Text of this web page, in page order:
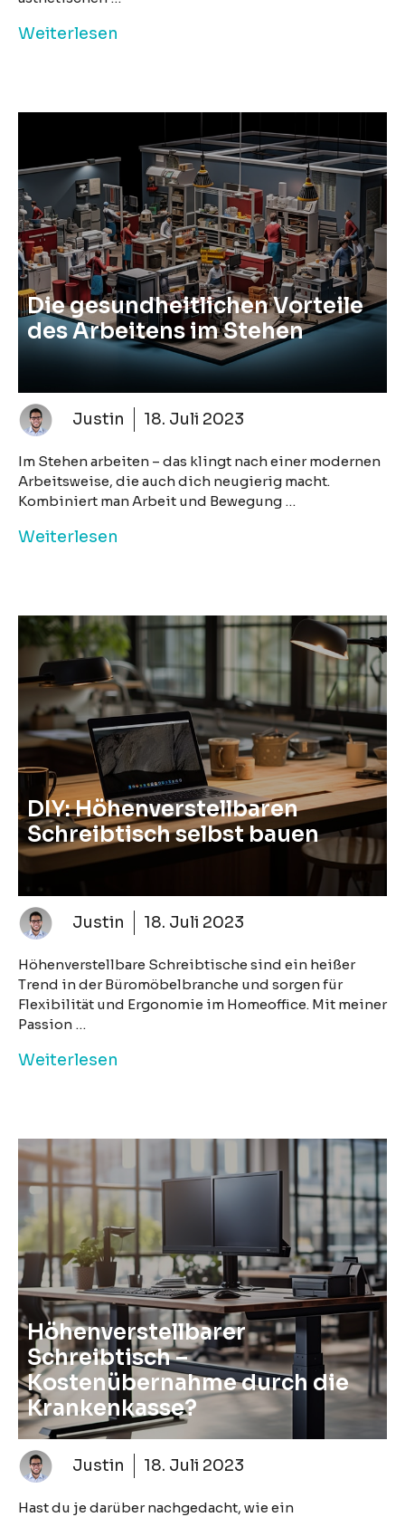
Weiterlesen
Die gesundheitlichen Vorteile
des Arbeitens im Stehen
Justin 18. Juli 2023
Im Stehen arbeiten – das klingt nach einer modernen
Arbeitsweise, die auch dich neugierig macht.
Kombiniert man Arbeit und Bewegung …
Weiterlesen
DIY: Höhenverstellbaren
Schreibtisch selbst bauen
Justin 18. Juli 2023
Höhenverstellbare Schreibtische sind ein heißer
Trend in der Büromöbelbranche und sorgen für
Flexibilität und Ergonomie im Homeoffice. Mit meiner
Passion …
Weiterlesen
Höhenverstellbarer
Schreibtisch –
Kostenübernahme durch die
Krankenkasse?
Justin 18. Juli 2023
Hast du je darüber nachgedacht, wie ein